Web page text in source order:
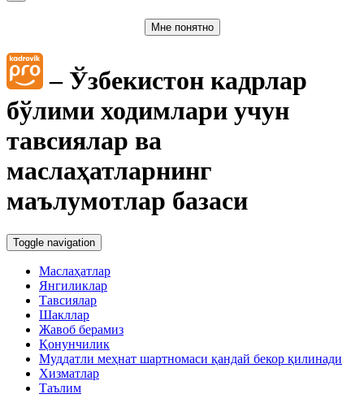
Мне понятно
– Ўзбекистон кадрлар
бўлими ходимлари учун
тавсиялар ва
маслаҳатларнинг
маълумотлар базаси
Toggle navigation
Маслаҳатлар
Янгиликлар
Тавсиялар
Шакллар
Жавоб берамиз
Қонунчилик
Муддатли меҳнат шартномаси қандай бекор қилинади
Хизматлар
Таълим